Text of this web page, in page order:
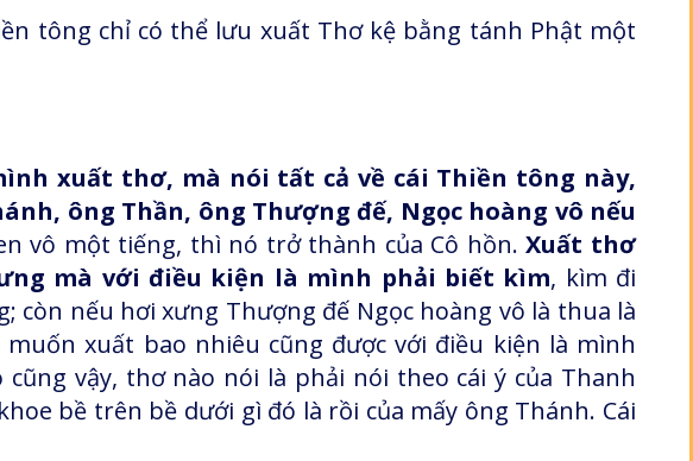
tông chỉ có thể lưu xuất Thơ kệ bằng tánh Phật một
xuất thơ, mà nói tất cả về cái Thiền tông này,
ông Thần, ông Thượng đế, Ngọc hoàng vô nếu
vô một tiếng, thì nó trở thành của Cô hồn.Xuất thơ
mà với điều kiện là mình phải biết kìm, kìm đi
còn nếu hơi xưng Thượng đế Ngọc hoàng vô là thua là
xuất bao nhiêu cũng được với điều kiện là mình
vậy, thơ nào nói là phải nói theo cái ý của Thanh
bề trên bề dưới gì đó là rồi của mấy ông Thánh. Cái